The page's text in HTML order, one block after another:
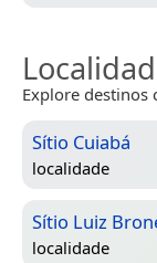
Explore destinos
Sítio Cuiabá
localidade
Sítio Luiz
localidade